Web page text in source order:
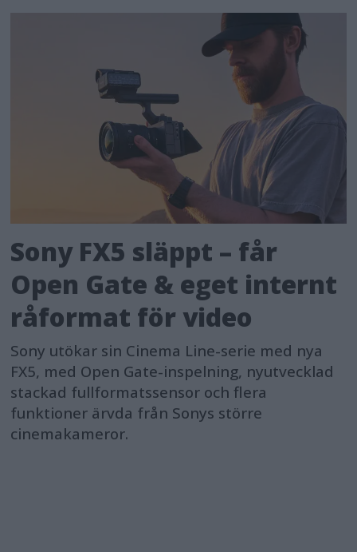
Sony FX5 släppt – får
Open Gate & eget internt
råformat för video
Sony utökar sin Cinema Line-serie med nya
FX5, med Open Gate-inspelning, nyutvecklad
stackad fullformatssensor och flera
funktioner ärvda från Sonys större
cinemakameror.